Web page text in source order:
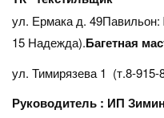
ул. Ермака д.
15 Надежда).Багетная
ул. Тимирязева 1 (т.8-915-
Руководитель : ИП